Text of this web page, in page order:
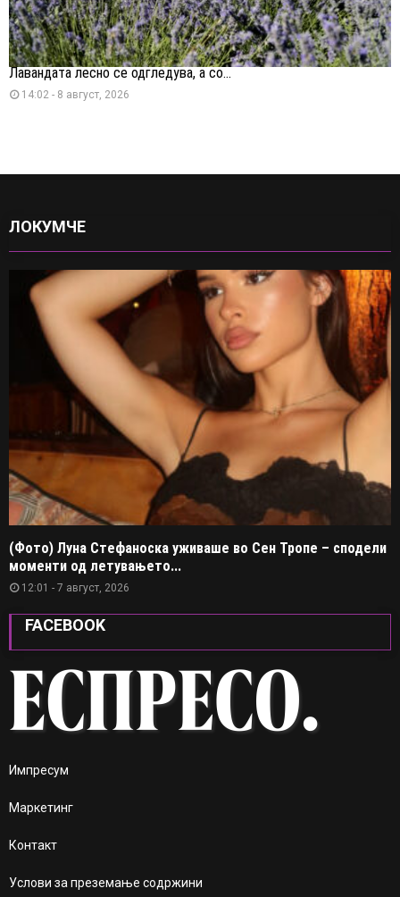
Лавандата лесно се одгледува, а со...
14:02 - 8 август, 2026
ЛОКУМЧЕ
(Фото) Луна Стефаноска уживаше во Сен Тропе – сподели
моменти од летувањето...
12:01 - 7 август, 2026
FACEBOOK
Импресум
Маркетинг
Контакт
Услови за преземање содржини